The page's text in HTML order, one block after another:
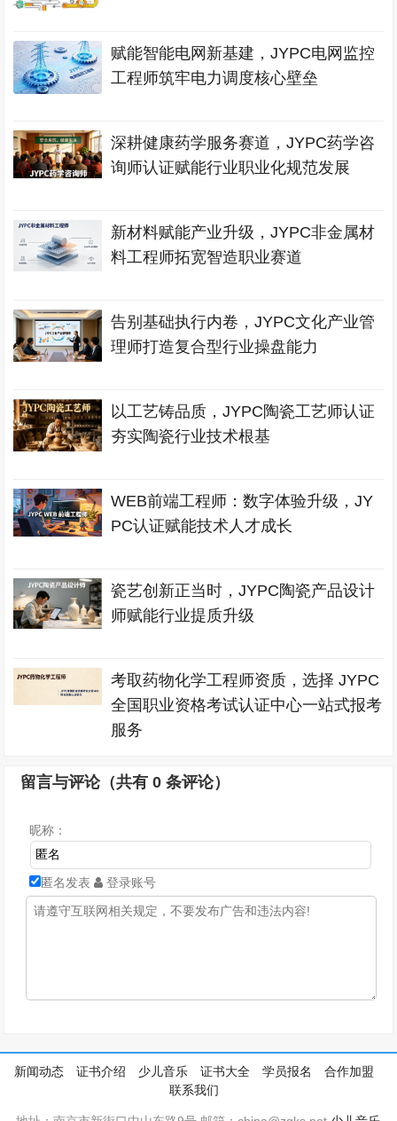
赋能智能电网新基建，JYPC电网监控
工程师筑牢电力调度核心壁垒
深耕健康药学服务赛道，JYPC药学咨
询师认证赋能行业职业化规范发展
新材料赋能产业升级，JYPC非金属材
料工程师拓宽智造职业赛道
告别基础执行内卷，JYPC文化产业管
理师打造复合型行业操盘能力
以工艺铸品质，JYPC陶瓷工艺师认证
夯实陶瓷行业技术根基
WEB前端工程师：数字体验升级，JY
PC认证赋能技术人才成长
瓷艺创新正当时，JYPC陶瓷产品设计
师赋能行业提质升级
考取药物化学工程师资质，选择 JYPC
全国职业资格考试认证中心一站式报考
服务
留言与评论（共有0 条评论）
昵称：
匿名发表 登录账号
新闻动态 证书介绍 少儿音乐 证书大全 学员报名
合作加盟
联系我们